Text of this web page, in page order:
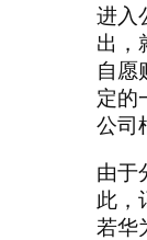
进入
出，
自愿
定的
公司
由于
此，
若华